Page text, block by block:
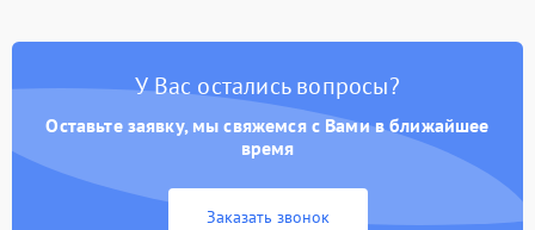
У Вас остались вопросы?
Оставьте заявку, мы свяжемся с Вами в ближайшее
время
Заказать звонок